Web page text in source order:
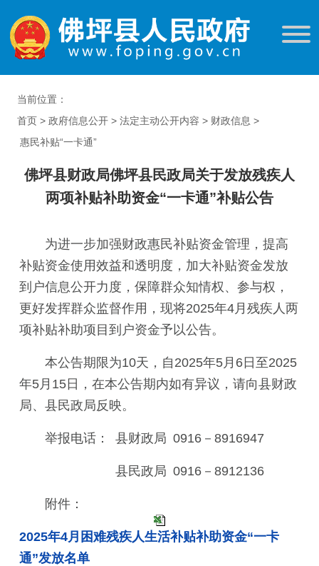
当前位置：
首页 > 政府信息公开 > 法定主动公开内容 > 财政信息 >
惠民补贴“一卡通”
佛坪县财政局佛坪县民政局关于发放残疾人
两项补贴补助资金“一卡通”补贴公告
为进一步加强财政惠民补贴资金管理，提高
补贴资金使用效益和透明度，加大补贴资金发放
到户信息公开力度，保障群众知情权、参与权，
更好发挥群众监督作用，现将2025年4月残疾人两
项补贴补助项目到户资金予以公告。
本公告期限为10天，自2025年5月6日至2025
年5月15日，在本公告期内如有异议，请向县财政
局、县民政局反映。
举报电话： 县财政局 0916－8916947
县民政局 0916－8912136
附件：
2025年4月困难残疾人生活补贴补助资金“一卡
通”发放名单